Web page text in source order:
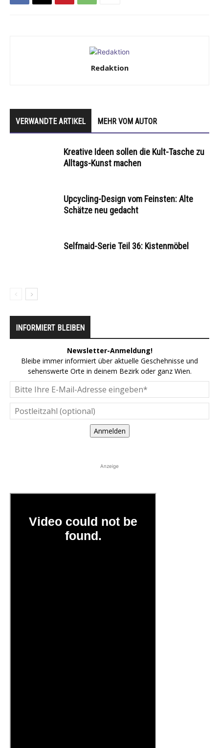
Redaktion
VERWANDTE ARTIKEL MEHR VOM AUTOR
Kreative Ideen sollen die Kult-Tasche zu
Alltags-Kunst machen
Upcycling-Design vom Feinsten: Alte
Schätze neu gedacht
Selfmaid-Serie Teil 36: Kistenmöbel
INFORMIERT BLEIBEN
Newsletter-Anmeldung!
Bleibe immer informiert über aktuelle Geschehnisse und
sehenswerte Orte in deinem Bezirk oder ganz Wien.
Anmelden
Anzeige